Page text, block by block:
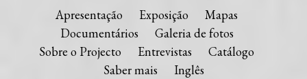
Apresentação Exposição
Mapas
Documentários
Galeria de fotos
Sobre o Projecto
Entrevistas
Catálogo
Saber mais
Inglês